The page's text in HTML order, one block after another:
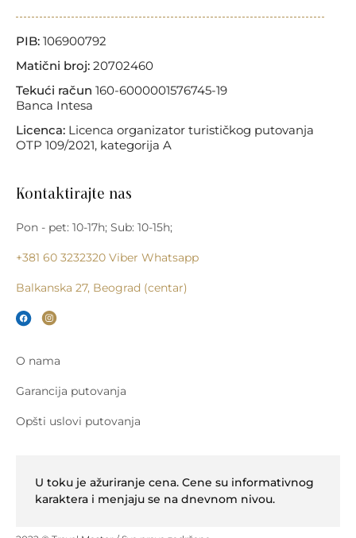
PIB: 106900792
Matični broj: 20702460
Tekući račun 160-6000001576745-19
Banca Intesa
Licenca: Licenca organizator turističkog putovanja
OTP 109/2021, kategorija A
Kontaktirajte nas
Pon - pet: 10-17h; Sub: 10-15h;
+381 60 3232320 Viber Whatsapp
Balkanska 27, Beograd (centar)
O nama
Garancija putovanja
Opšti uslovi putovanja
U toku je ažuriranje cena. Cene su informativnog
karaktera i menjaju se na dnevnom nivou.